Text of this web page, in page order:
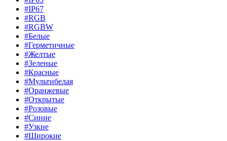
#IP67
#RGB
#RGBW
#Белые
#Герметичные
#Желтые
#Зеленые
#Красные
#Мультибелая
#Оранжевые
#Открытые
#Розовые
#Синие
#Узкие
#Широкие